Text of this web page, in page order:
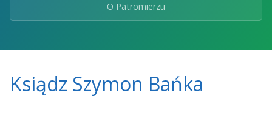
O Patromierzu
Ksiądz Szymon Bańka